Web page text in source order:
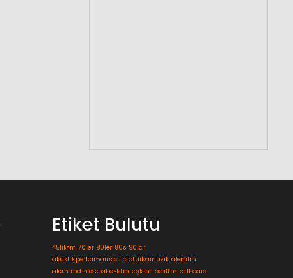
Etiket Bulutu
45likfm 70ler 80ler 80s 90lar
akustikperformanslar alaturkamüzik alemfm
alemfmdinle arabeskfm aşkfm bestfm billboard